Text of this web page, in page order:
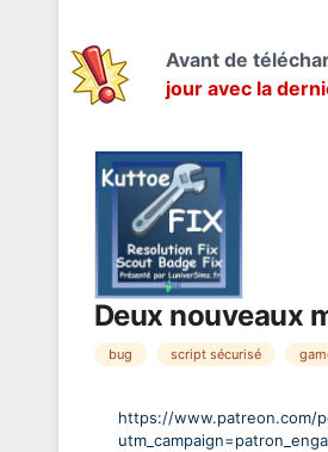
Avant de
jour avec la
Deux nouveaux
bug script sécurisé
https://www.patreon.com/